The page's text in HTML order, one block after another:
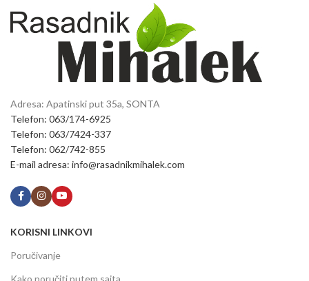
Adresa: Apatinski put 35a, SONTA
Telefon: 063/174-6925
Telefon: 063/7424-337
Telefon: 062/742-855
E-mail adresa: info@rasadnikmihalek.com
KORISNI LINKOVI
Poručivanje
Kako poručiti putem sajta